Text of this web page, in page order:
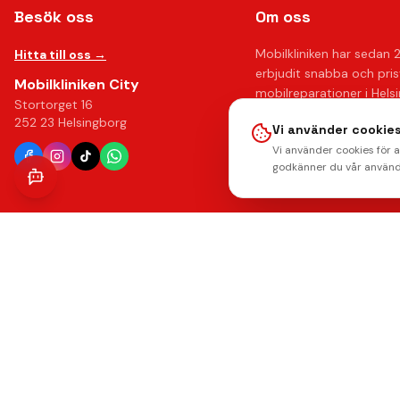
Besök oss
Hitta till oss →
Mobilkliniken City
Stortorget 16
252 23 Helsingborg
Om oss
Mobilkliniken har sedan
erbjudit snabba och
mobilreparationer i
upp till 12 månaders
känna dig trygg hos oss.
Vi använder
Vi använder cookies för
godkänner du vår